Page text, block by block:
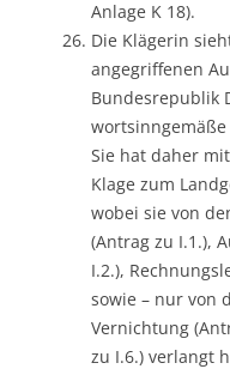
Anlage K 18).
Die Klägerin
angegriffenen
Bundesrepublik
Sie hat daher
Klage zum
wobei sie von
(Antrag zu I.1.),
I.2.),
sowie – nur von
Vernichtung
zu I.6.) verlangt